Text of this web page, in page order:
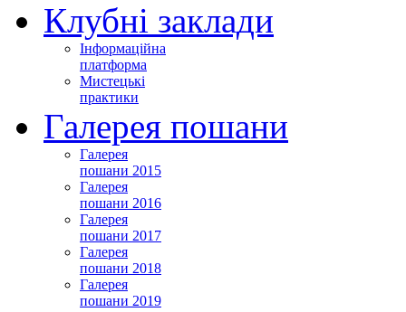
Клубні заклади
Інформаційна
платформа
Мистецькі
практики
Галерея пошани
Галерея
пошани 2015
Галерея
пошани 2016
Галерея
пошани 2017
Галерея
пошани 2018
Галерея
пошани 2019